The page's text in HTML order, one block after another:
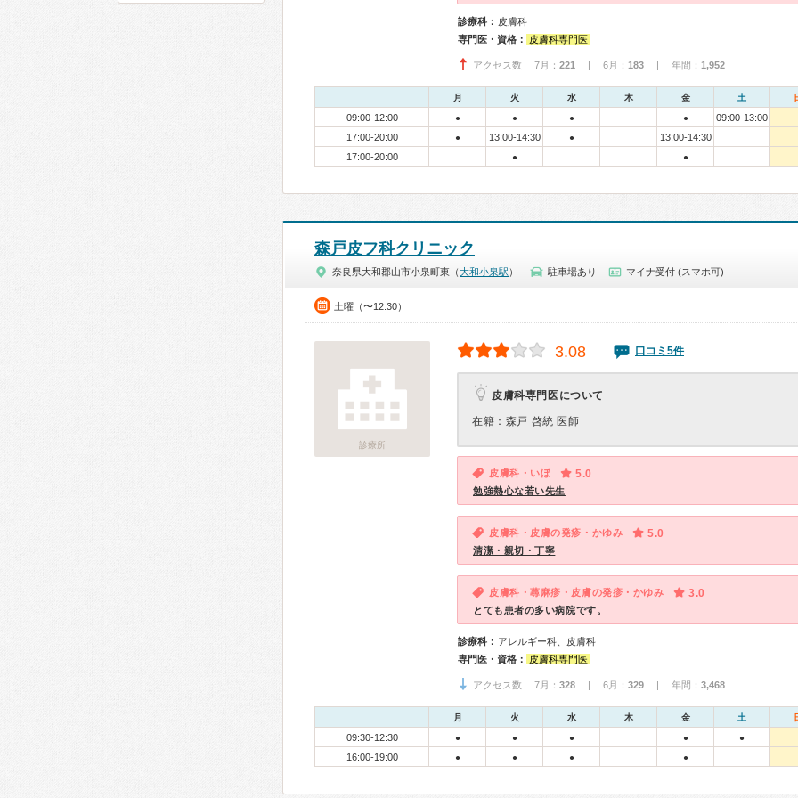
診療科： 皮膚科
専門医・資格：
皮膚科専門医
アクセス数 7月： 221 | 6月： 183 | 年間： 1,952
月 火 水 木 金 土
09:00-12:00 ● ● ● ●
09:00-13:00
17:00-20:00
● 13:00-14:30 ●
13:00-14:30
17:00-20:00
● ●
森戸皮フ科クリニック
奈良県大和郡山市小泉町東（大和小泉駅 ） 駐車場あり マイナ受付 (スマホ可)
土曜（〜12:30）
診療所
3.08 口コミ5件
皮膚科専門医について
在籍：森戸 啓統 医師
皮膚科・いぼ 5.0
勉強熱心な若い先生
皮膚科・皮膚の発疹・かゆみ 5.0
清潔・親切・丁寧
皮膚科・蕁麻疹・皮膚の発疹・かゆみ 3.0
とても患者の多い病院です。
診療科： アレルギー科、皮膚科
専門医・資格：
皮膚科専門医
アクセス数 7月： 328 | 6月： 329 | 年間： 3,468
月 火 水 木 金 土
09:30-12:30 ● ● ● ● ●
16:00-19:00 ● ● ● ●